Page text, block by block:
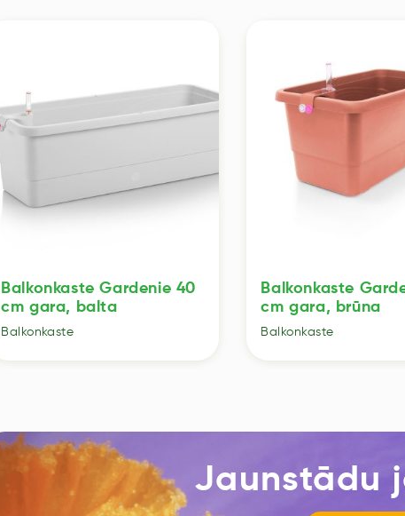
Balkonkaste Gardenie 40
cm gara, balta
Balkonkaste
Balkonkaste
cm gara, brūna
Balkonkaste
Jaunstādu